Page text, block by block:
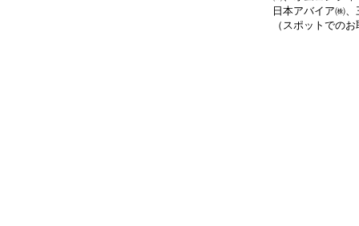
日本アバイア㈱、
（スポットでの